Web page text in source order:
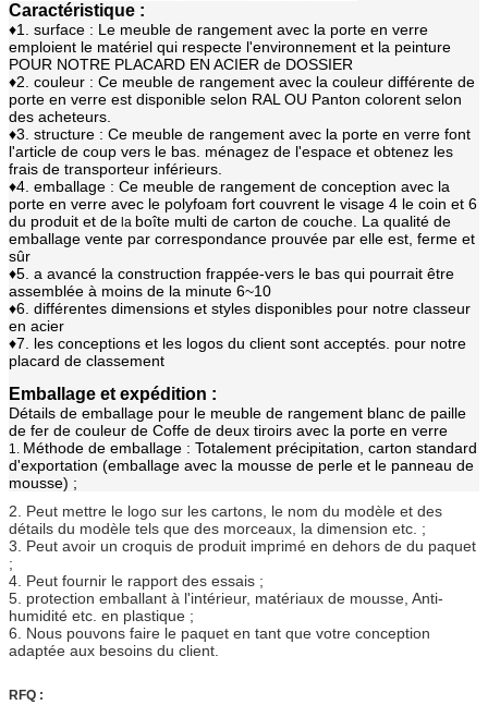
Caractéristique :
♦1. surface : Le meuble de rangement avec la porte en verre
emploient le matériel qui respecte l'environnement et la peinture
POUR NOTRE PLACARD EN ACIER de DOSSIER
♦2. couleur : Ce meuble de rangement avec la couleur différente de
porte en verre est disponible selon RAL OU Panton colorent selon
des acheteurs.
♦3. structure : Ce meuble de rangement avec la porte en verre font
l'article de coup vers le bas. ménagez de l'espace et obtenez les
frais de transporteur inférieurs.
♦4. emballage : Ce meuble de rangement de conception avec la
porte en verre avec le polyfoam fort couvrent le visage 4 le coin et 6
du produit et de la boîte multi de carton de couche. La qualité de
emballage vente par correspondance prouvée par elle est, ferme et
sûr
♦5. a avancé la construction frappée-vers le bas qui pourrait être
assemblée à moins de la minute 6~10
♦6. différentes dimensions et styles disponibles pour notre classeur
en acier
♦7. les conceptions et les logos du client sont acceptés. pour notre
placard de classement
Emballage et expédition :
Détails de emballage pour le meuble de rangement blanc de paille
de fer de couleur de Coffe de deux tiroirs avec la porte en verre
1. Méthode de emballage : Totalement précipitation, carton standard
d'exportation (emballage avec la mousse de perle et le panneau de
mousse) ;
2. Peut mettre le logo sur les cartons, le nom du modèle et des
détails du modèle tels que des morceaux, la dimension etc. ;
3. Peut avoir un croquis de produit imprimé en dehors de du paquet
;
4. Peut fournir le rapport des essais ;
5. protection emballant à l'intérieur, matériaux de mousse, Anti-
humidité etc. en plastique ;
6. Nous pouvons faire le paquet en tant que votre conception
adaptée aux besoins du client.
RFQ :